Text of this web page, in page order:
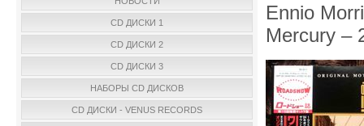
CD ДИСКИ 1
CD ДИСКИ 2
CD ДИСКИ 3
НАБОРЫ CD ДИСКОВ
CD ДИСКИ - VENUS RECORDS
Ennio
Mercury